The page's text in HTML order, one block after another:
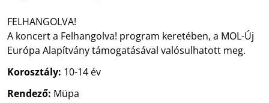
FELHANGOLVA!
A koncert a Felhangolva! program keretében, a MOL-Új
Európa Alapítvány támogatásával valósulhatott meg.
Korosztály: 10-14 év
Rendező: Müpa